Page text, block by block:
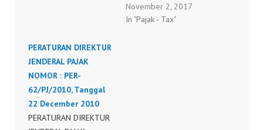
tentang Tata Cara
Pendaftaran Wajib Pajak
November 2, 2017
In "Pajak - Tax"
PERATURAN DIREKTUR
JENDERAL PAJAK
NOMOR : PER-
62/PJ/2010, Tanggal
22 December 2010
PERATURAN DIREKTUR